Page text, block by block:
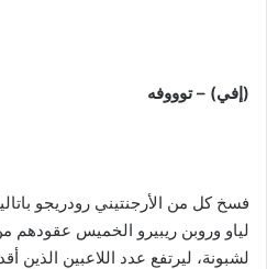
(إفي) – توووفه
فسخ كل من الأرجنتيني رودريجو
لياو وروبن ريبيرو الخميس عقودهم
لشبونة، ليرتفع عدد اللاعبين الذين